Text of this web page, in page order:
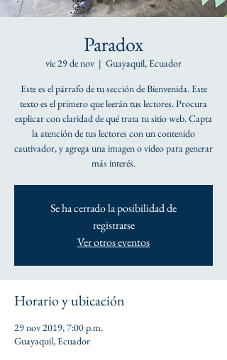
Paradox
vie 29 de nov
  |
Guayaquil, Ecuador
Este es el párrafo de tu sección de Bienvenida. Este
texto es el primero que leerán tus lectores. Procura
explicar con claridad de qué trata tu sitio web. Capta
la atención de tus lectores con un contenido
cautivador, y agrega una imagen o video para generar
más interés.
Se ha cerrado la posibilidad de
registrarse
Ver otros eventos
Horario y ubicación
29 nov 2019, 7:00 p.m.
Guayaquil, Ecuador